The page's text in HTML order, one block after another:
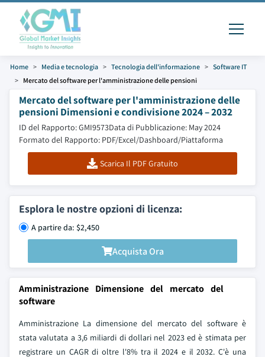
Home Media e tecnologia Tecnologia dell'informazione
Software IT
Mercato del software per l'amministrazione delle pensioni
Mercato del software per l'amministrazione delle
pensioni Dimensioni e condivisione 2024 – 2032
ID del Rapporto: GMI9573Data di Pubblicazione: May 2024
Formato del Rapporto: PDF/Excel/Dashboard/Piattaforma
Scarica Il PDF Gratuito
Esplora le nostre opzioni di licenza:
A partire da: $2,450
Acquista Ora
Amministrazione Dimensione del mercato del
software
Amministrazione La dimensione del mercato del software è
stata valutata a 3,6 miliardi di dollari nel 2023 ed è stimata per
registrare un CAGR di oltre l'8% tra il 2024 e il 2032. C'è una